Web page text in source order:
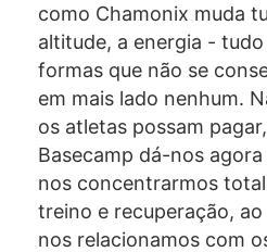
como Chamonix muda
altitude, a energia -
formas que não se
em mais lado nenhum.
os atletas possam
Basecamp dá-nos
nos concentrarmos
treino e recuperação,
nos relacionamos com